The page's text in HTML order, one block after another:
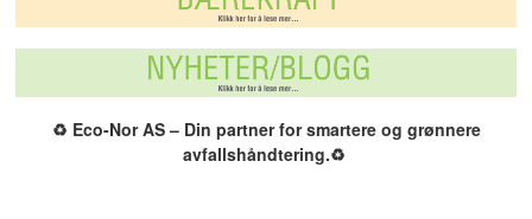
♻️ Eco-Nor AS – Din partner for smartere og grønnere
avfallshåndtering.♻️